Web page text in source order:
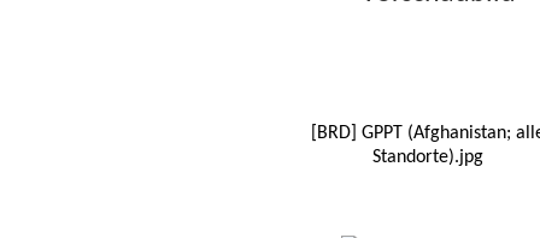
[BRD] GPPT (Afghanistan;
Standorte).jpg